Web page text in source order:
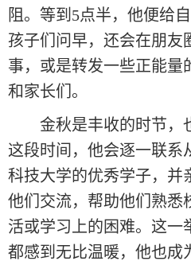
阻。等到5点半，他便给
孩子们问早，还会在朋友
事，或是转发一些正能量
和家长们。
金秋是丰收的时节，
这段时间，他会逐一联系
科技大学的优秀学子，并
他们交流，帮助他们熟悉
活或学习上的困难。这一
都感到无比温暖，他也成